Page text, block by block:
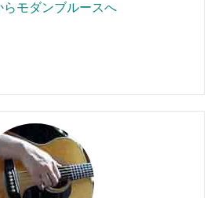
モダンブルースへ